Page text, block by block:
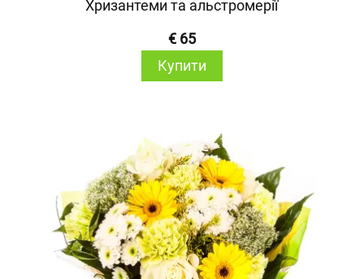
Хризантеми та альстромерії
€ 65
Купити